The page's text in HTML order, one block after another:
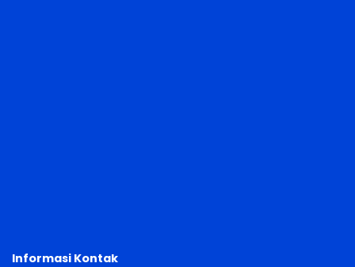
Informasi Kontak